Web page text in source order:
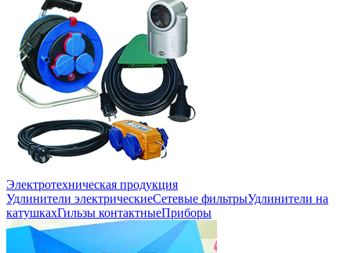
Электротехническая продукция
Удлинители электрическиеСетевые фильтрыУдлинители на
катушкахГильзы контактныеПриборы